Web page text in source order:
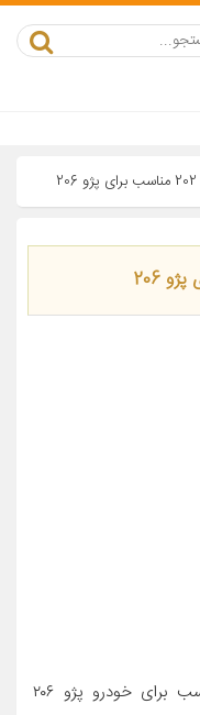
معرفی محصول جزئیات محصول مناسب برای خودرو پژو ۲۰۶